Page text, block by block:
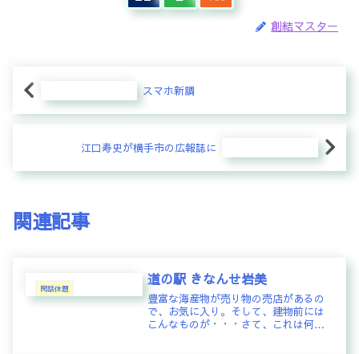
創結マスター
スマホ新調
江口寿史が横手市の広報誌に
関連記事
閑話休題
道の駅 きなんせ岩美
豊富な海産物が売り物の売店があるの
で、お気に入り。そして、建物前には
こんなものが・・・さて、これは何で